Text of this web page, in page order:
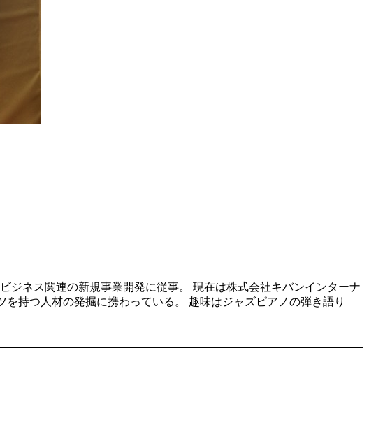
ジネス関連の新規事業開発に従事。 現在は株式会社キバンインターナ
持つ人材の発掘に携わっている。 趣味はジャズピアノの弾き語り